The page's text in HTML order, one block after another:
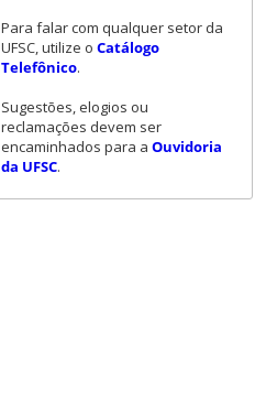
Para falar com qualquer setor da
UFSC, utilize o Catálogo
Telefônico.
Sugestões, elogios ou
reclamações devem ser
encaminhados para a Ouvidoria
da UFSC.